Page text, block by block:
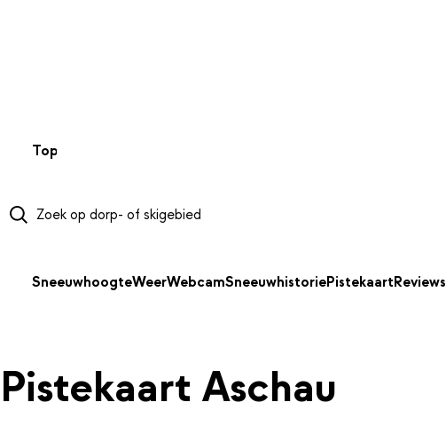
Top 50
SneeuwhoogteWeerWebcamSneeuwhistoriePistekaartReviews
Pistekaart Aschau